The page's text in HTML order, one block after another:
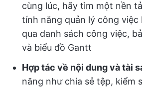
cùng lúc, hãy tìm một nền
tính năng quản lý công
qua danh sách công việc,
và biểu đồ Gantt
Hợp tác về nội dung và tài
năng như chia sẻ tệp, kiểm